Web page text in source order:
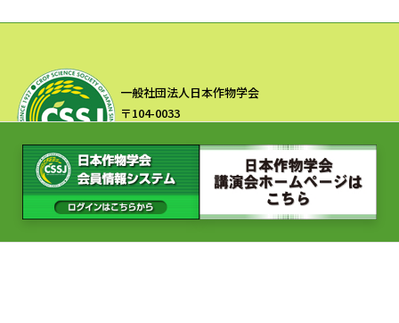
一般社団法人日本作物学会
〒104-0033
TEL:03-3551-9891 FAX:03-3553-2047